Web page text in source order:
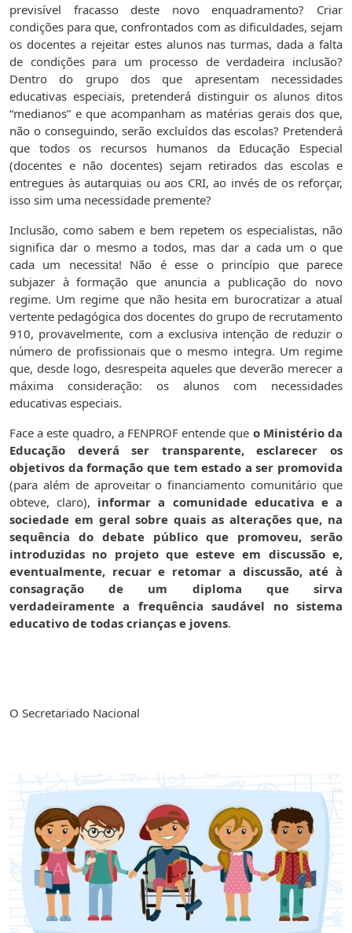
previsível fracasso deste novo enquadramento? Criar
condições para que, confrontados com as dificuldades, sejam
os docentes a rejeitar estes alunos nas turmas, dada a falta
de condições para um processo de verdadeira inclusão?
Dentro do grupo dos que apresentam necessidades
educativas especiais, pretenderá distinguir os alunos ditos
“medianos” e que acompanham as matérias gerais dos que,
não o conseguindo, serão excluídos das escolas? Pretenderá
que todos os recursos humanos da Educação Especial
(docentes e não docentes) sejam retirados das escolas e
entregues às autarquias ou aos CRI, ao invés de os reforçar,
isso sim uma necessidade premente?
Inclusão, como sabem e bem repetem os especialistas, não
significa dar o mesmo a todos, mas dar a cada um o que
cada um necessita! Não é esse o princípio que parece
subjazer à formação que anuncia a publicação do novo
regime. Um regime que não hesita em burocratizar a atual
vertente pedagógica dos docentes do grupo de recrutamento
910, provavelmente, com a exclusiva intenção de reduzir o
número de profissionais que o mesmo integra. Um regime
que, desde logo, desrespeita aqueles que deverão merecer a
máxima consideração: os alunos com necessidades
educativas especiais.
Face a este quadro, a FENPROF entende que o Ministério da
Educação deverá ser transparente, esclarecer os
objetivos da formação que tem estado a ser promovida
(para além de aproveitar o financiamento comunitário que
obteve, claro), informar a comunidade educativa e a
sociedade em geral sobre quais as alterações que, na
sequência do debate público que promoveu, serão
introduzidas no projeto que esteve em discussão e,
eventualmente, recuar e retomar a discussão, até à
consagração de um diploma que sirva
verdadeiramente a frequência saudável no sistema
educativo de todas crianças e jovens.
O Secretariado Nacional